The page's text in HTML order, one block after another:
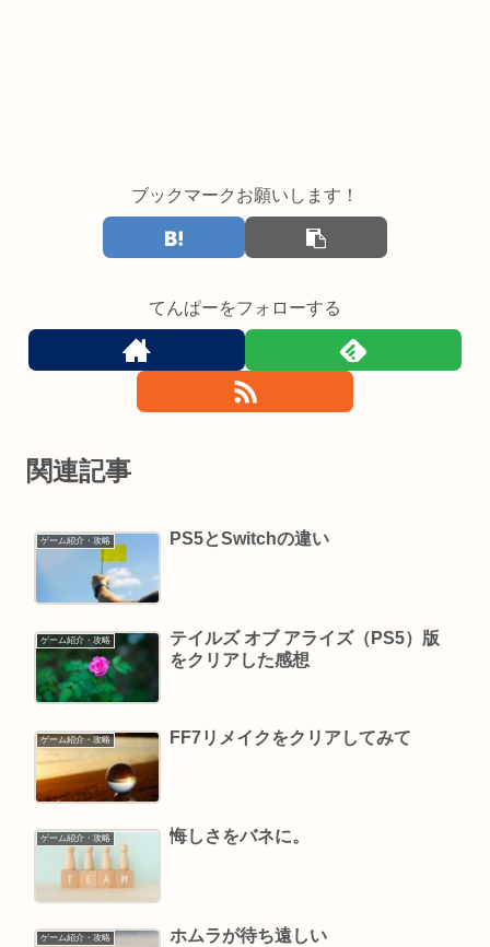
ブックマークお願いします！
てんぱーをフォローする
関連記事
ゲーム紹介・攻略 PS5とSwitchの違い
ゲーム紹介・攻略
テイルズ オブ アライズ（PS5）版
をクリアした感想
ゲーム紹介・攻略 FF7リメイクをクリアしてみて
ゲーム紹介・攻略 悔しさをバネに。
ゲーム紹介・攻略 ホムラが待ち遠しい